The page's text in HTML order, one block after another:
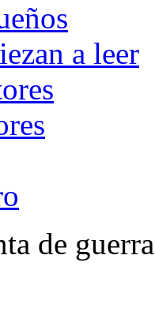
a leer
de